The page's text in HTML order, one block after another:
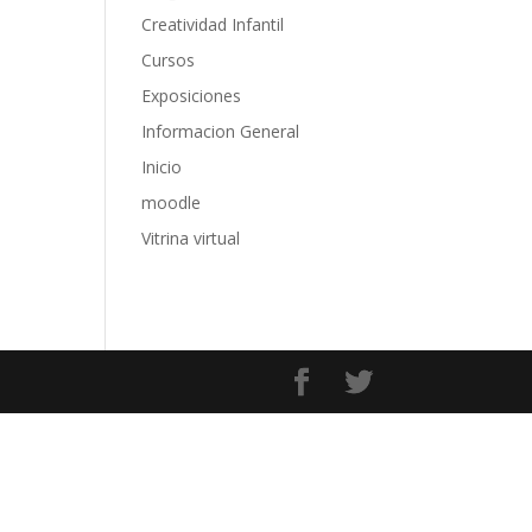
Creatividad Infantil
Cursos
Exposiciones
Informacion General
Inicio
moodle
Vitrina virtual